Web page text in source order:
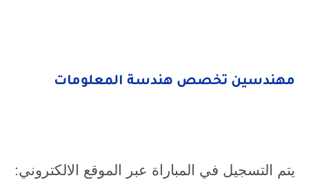
مهندسين تخصص هندسة المعلومات
يتم التسجيل في المباراة عبر الموقع الالكتروني: